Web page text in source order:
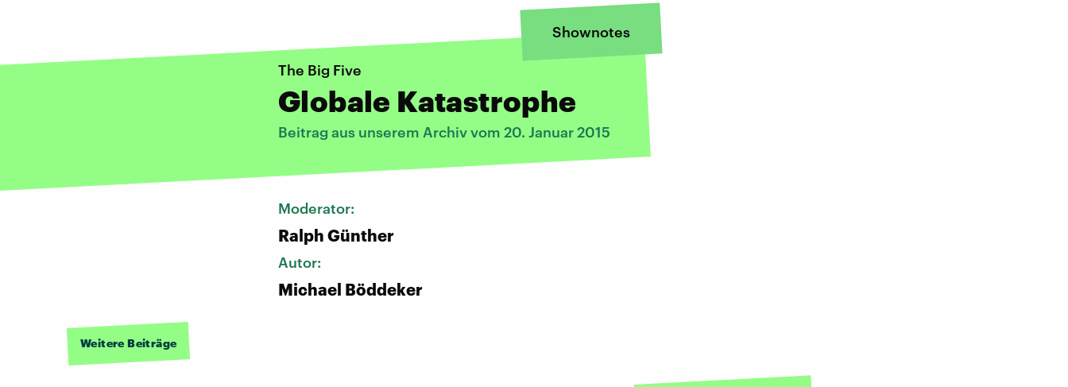
Shownotes
The Big Five
Globale Katastrophe
Beitrag aus unserem Archiv vom 20. Januar 2015
Moderator:
Ralph Günther
Autor:
Michael Böddeker
Weitere Beiträge